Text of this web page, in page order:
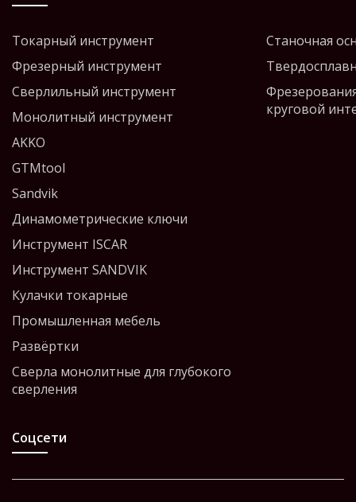
Токарный инструмент
Фрезерный инструмент
Сверлильный инструмент
Монолитный инструмент
AKKO
GTMtool
Sandvik
Динамометрические ключи
Инструмент ISCAR
Инструмент SANDVIK
Кулачки токарные
Промышленная мебель
Развёртки
Сверла монолитные для глубокого
сверления
Станочная
круговой
Соцсети